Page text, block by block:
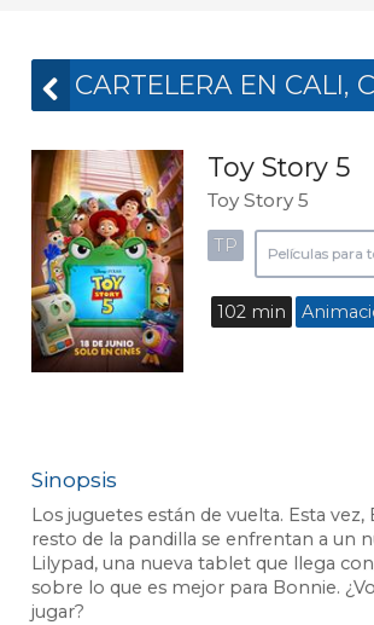
CARTELERA EN CALI,
Toy Story 5
Toy Story 5
TP Películas para
102 min
Sinopsis
Los juguetes están de vuelta. Esta vez,
resto de la pandilla se enfrentan a un
Lilypad, una nueva tablet que llega
sobre lo que es mejor para Bonnie.
jugar?